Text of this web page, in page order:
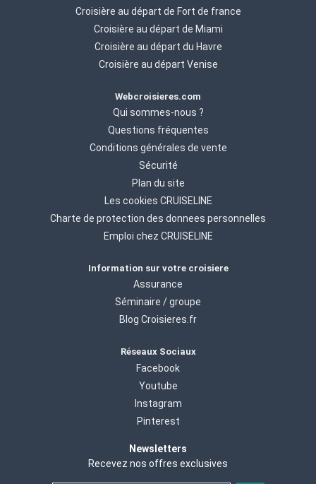
Croisière au départ de Fort de france
Croisière au départ de Miami
Croisière au départ du Havre
Croisière au départ Venise
Webcroisieres.com
Qui sommes-nous ?
Questions fréquentes
Conditions générales de vente
Sécurité
Plan du site
Les cookies CRUISELINE
Charte de protection des donnees personnelles
Emploi chez CRUISELINE
Information sur votre croisiere
Assurance
Séminaire / groupe
Blog Croisieres.fr
Réseaux Sociaux
Facebook
Youtube
Instagram
Pinterest
Newsletters
Recevez nos offres exclusives